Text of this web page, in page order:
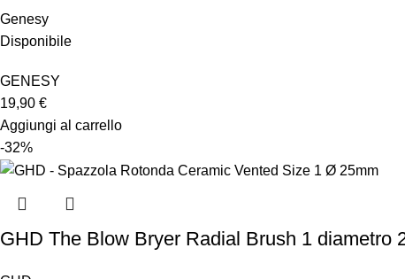
Genesy
Disponibile
GENESY
19,90 €
Aggiungi al carrello
-32%
GHD The Blow Bryer Radial Brush 1 diametro